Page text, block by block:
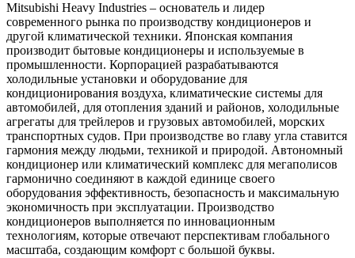
Mitsubishi Heavy Industries – основатель и лидер
современного рынка по производству кондиционеров и
другой климатической техники. Японская компания
производит бытовые кондиционеры и используемые в
промышленности. Корпорацией разрабатываются
холодильные установки и оборудование для
кондиционирования воздуха, климатические системы для
автомобилей, для отопления зданий и районов, холодильные
агрегаты для трейлеров и грузовых автомобилей, морских
транспортных судов. При производстве во главу угла ставится
гармония между людьми, техникой и природой. Автономный
кондиционер или климатический комплекс для мегаполисов
гармонично соединяют в каждой единице своего
оборудования эффективность, безопасность и максимальную
экономичность при эксплуатации. Производство
кондиционеров выполняется по инновационным
технологиям, которые отвечают перспективам глобального
масштаба, создающим комфорт с большой буквы.